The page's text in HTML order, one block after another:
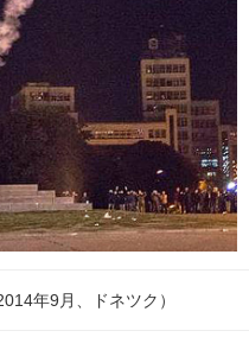
年9月、ドネツク）